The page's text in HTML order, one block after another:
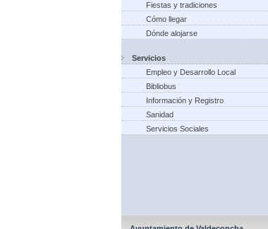
Fiestas y tradiciones
Cómo llegar
Dónde alojarse
Servicios
Empleo y Desarrollo Local
Bibliobus
Información y Registro
Sanidad
Servicios Sociales